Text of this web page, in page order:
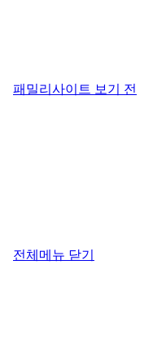
패밀리사이트 보기 전
전체메뉴 닫기